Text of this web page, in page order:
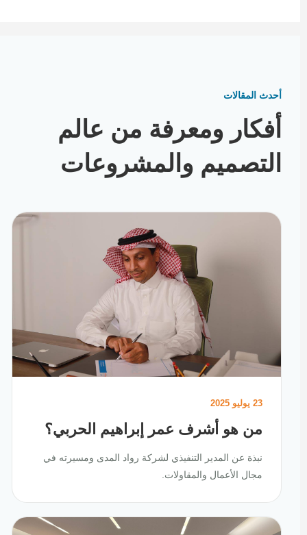
أحدث المقالات
أفكار ومعرفة من عالم
التصميم والمشروعات
23 يوليو 2025
من هو أشرف عمر إبراهيم الحربي؟
نبذة عن المدير التنفيذي لشركة رواد المدى ومسيرته في
مجال الأعمال والمقاولات.